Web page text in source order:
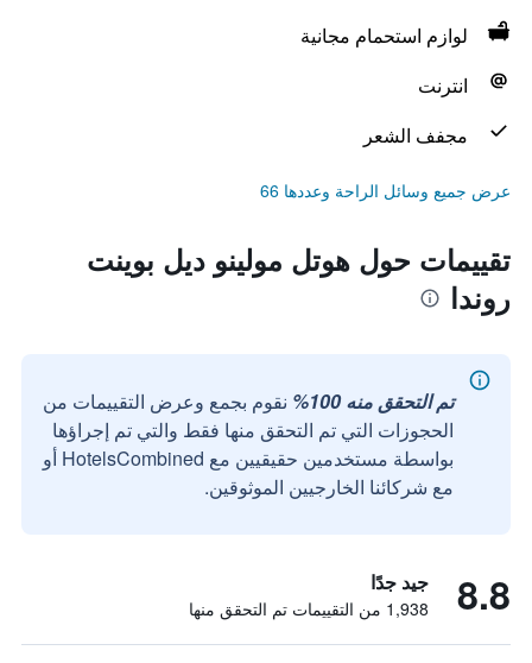
لوازم استحمام مجانية
انترنت
مجفف الشعر
عرض جميع وسائل الراحة وعددها 66
تقييمات حول هوتل مولينو ديل بوينت
روندا
تم التحقق منه 100%
نقوم بجمع وعرض التقييمات من
الحجوزات التي تم التحقق منها فقط والتي تم إجراؤها
بواسطة مستخدمين حقيقيين مع HotelsCombined أو
مع شركائنا الخارجيين الموثوقين.
8.8 جيد جدًا
1,938 من التقييمات تم التحقق منها